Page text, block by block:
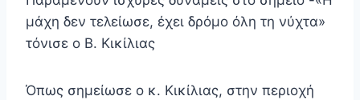
μάχη δεν τελείωσε, έχει δρόμο όλη τη νύχτα»
τόνισε ο Β. Κικίλιας
Όπως σημείωσε ο κ. Κικίλιας, στην περιοχή